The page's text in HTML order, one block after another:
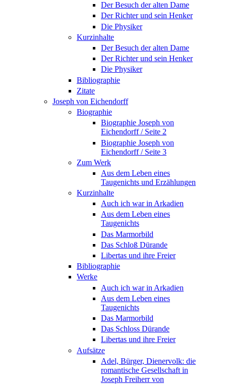
Der Besuch der alten Dame
Der Richter und sein Henker
Die Physiker
Kurzinhalte
Der Besuch der alten Dame
Der Richter und sein Henker
Die Physiker
Bibliographie
Zitate
Joseph von Eichendorff
Biographie
Biographie Joseph von
Eichendorff / Seite 2
Biographie Joseph von
Eichendorff / Seite 3
Zum Werk
Aus dem Leben eines
Taugenichts und Erzählungen
Kurzinhalte
Auch ich war in Arkadien
Aus dem Leben eines
Taugenichts
Das Marmorbild
Das Schloß Dürande
Libertas und ihre Freier
Bibliographie
Werke
Auch ich war in Arkadien
Aus dem Leben eines
Taugenichts
Das Marmorbild
Das Schloss Dürande
Libertas und ihre Freier
Aufsätze
Adel, Bürger, Dienervolk: die
romantische Gesellschaft in
Joseph Freiherr von